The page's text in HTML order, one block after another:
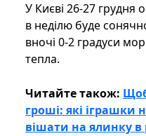
У Києві 26-27 грудня
в неділю буде
вночі 0-2 градуси
тепла.
Читайте також:
гроші: які іграшки
вішати на ялинку в